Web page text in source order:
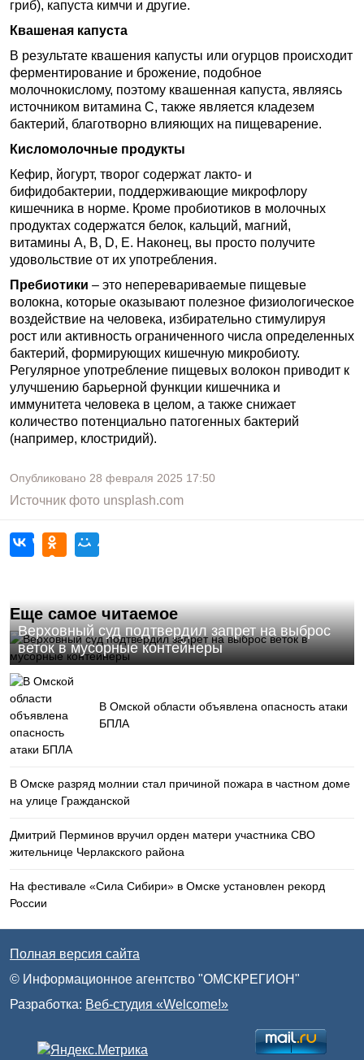
гриб), капуста кимчи и другие.
Квашеная капуста
В результате квашения капусты или огурцов происходит
ферментирование и брожение, подобное
молочнокислому, поэтому квашенная капуста, являясь
источником витамина С, также является кладезем
бактерий, благотворно влияющих на пищеварение.
Кисломолочные продукты
Кефир, йогурт, творог содержат лакто- и
бифидобактерии, поддерживающие микрофлору
кишечника в норме. Кроме пробиотиков в молочных
продуктах содержатся белок, кальций, магний,
витамины A, B, D, E. Наконец, вы просто получите
удовольствие от их употребления.
Пребиотики – это неперевариваемые пищевые
волокна, которые оказывают полезное физиологическое
воздействие на человека, избирательно стимулируя
рост или активность ограниченного числа определенных
бактерий, формирующих кишечную микробиоту.
Регулярное употребление пищевых волокон приводит к
улучшению барьерной функции кишечника и
иммунитета человека в целом, а также снижает
количество потенциально патогенных бактерий
(например, клостридий).
Опубликовано 28 февраля 2025 17:50
Источник фото unsplash.com
Еще самое читаемое
Верховный суд подтвердил запрет на выброс
веток в мусорные контейнеры
В Омской области объявлена опасность атаки
БПЛА
В Омске разряд молнии стал причиной пожара в частном доме
на улице Гражданской
Дмитрий Перминов вручил орден матери участника СВО
жительнице Черлакского района
На фестивале «Сила Сибири» в Омске установлен рекорд
России
Полная версия сайта
© Информационное агентство "ОМСКРЕГИОН"
Разработка: Веб-студия «Welcome!»